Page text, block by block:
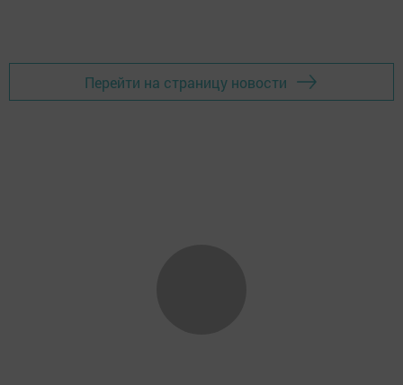
Перейти на страницу новости